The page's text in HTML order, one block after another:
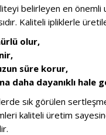
belirleyen en önemli
Kaliteli ipliklerle
olur,
süre korur,
daha dayanıklı hale
sık görülen
kaliteli üretim